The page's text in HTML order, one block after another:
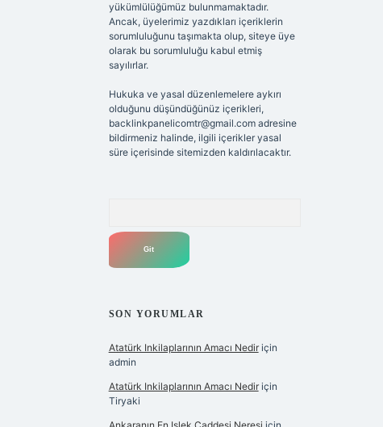
yükümlülüğümüz bulunmamaktadır.
Ancak, üyelerimiz yazdıkları içeriklerin
sorumluluğunu taşımakta olup, siteye üye
olarak bu sorumluluğu kabul etmiş
sayılırlar.
Hukuka ve yasal düzenlemelere aykırı
olduğunu düşündüğünüz içerikleri,
backlinkpanelicomtr@gmail.comadresine
bildirmeniz halinde, ilgili içerikler yasal
süre içerisinde sitemizden kaldırılacaktır.
SON YORUMLAR
Atatürk Inkilaplarının Amacı Nediriçin
admin
Atatürk Inkilaplarının Amacı Nediriçin
Tiryaki